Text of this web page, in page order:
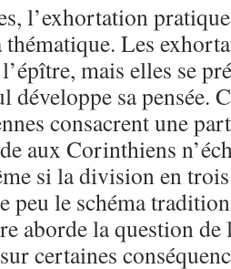
l’exhortation
Les
mais elles se
développe sa pensée.
consacrent une
aux Corinthiens
si la division en
peu le schéma
aborde la question
certaines